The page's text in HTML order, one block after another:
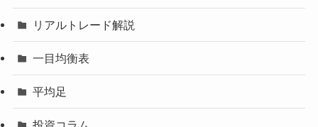
リアルトレード解説
一目均衡表
平均足